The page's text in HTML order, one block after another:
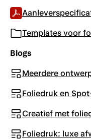
Templates voor
Blogs
Meerdere
Foliedruk en
Creatief met
Foliedruk: luxe